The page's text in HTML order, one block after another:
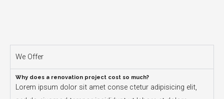
We Offer
Why does a renovation project cost so much?
Lorem ipsum dolor sit amet conse ctetur adipisicing elit,